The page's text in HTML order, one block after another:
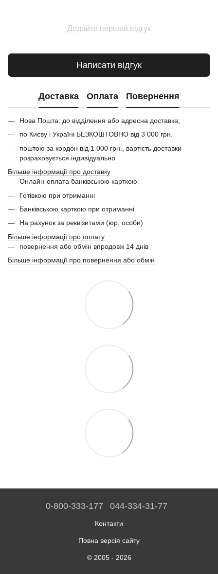
Додайте перший відгук
Написати відгук
Доставка Оплата Повернення
Нова Пошта: до відділення або адресна доставка;
по Києву і Україні БЕЗКОШТОВНО від 3 000 грн.
поштою за кордон від 1 000 грн., вартість доставки
розраховується індивідуально
Більше інформації про доставку
Онлайн-оплата банківською карткою
Готівкою при отриманні
Банківською карткою при отриманні
На рахунок за реквізитами (юр. особи)
Більше інформації про оплату
повернення або обмін впродовж 14 днів
Більше інформації про повернення або обмін
0-800-333-177 044-334-31-77
Контакти
Повна версія сайту
© 2005 - 2026